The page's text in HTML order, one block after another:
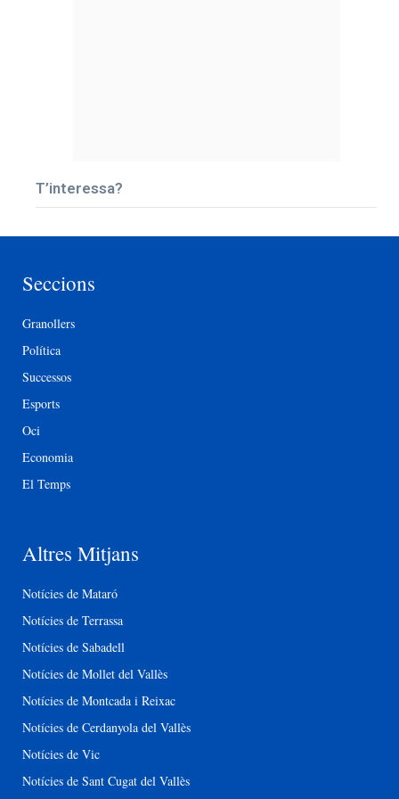
T’interessa?
Seccions
Granollers
Política
Successos
Esports
Oci
Economia
El Temps
Altres Mitjans
Notícies de Mataró
Notícies de Terrassa
Notícies de Sabadell
Notícies de Mollet del Vallès
Notícies de Montcada i Reixac
Notícies de Cerdanyola del Vallès
Notícies de Vic
Notícies de Sant Cugat del Vallès